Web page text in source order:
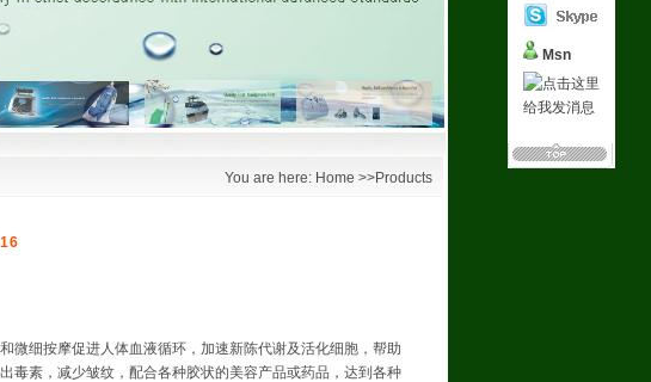
You are here: Home >>Products
微细按摩促进人体血液循环，加速新陈代谢及活化细胞，帮助
毒素，减少皱纹，配合各种胶状的美容产品或药品，达到各种
Msn